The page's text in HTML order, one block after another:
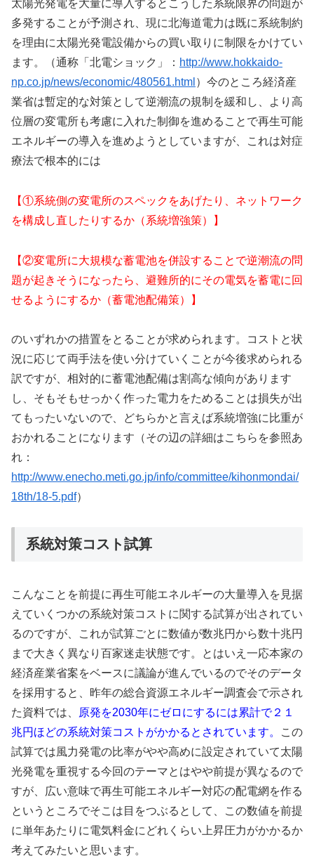
太陽光発電を大量に導入するとこうした系統限界の問題が
多発することが予測され、現に北海道電力は既に系統制約
を理由に太陽光発電設備からの買い取りに制限をかけてい
ます。（通称「北電ショック」： http://www.hokkaido-
np.co.jp/news/economic/480561.html ）今のところ経済産
業省は暫定的な対策として逆潮流の規制を緩和し、より高
位層の変電所も考慮に入れた制御を進めることで再生可能
エネルギーの導入を進めようとしていますが、これは対症
療法で根本的には
【①系統側の変電所のスペックをあげたり、ネットワーク
を構成し直したりするか（系統増強策）】
【②変電所に大規模な蓄電池を併設することで逆潮流の問
題が起きそうになったら、避難所的にその電気を蓄電に回
せるようにするか（蓄電池配備策）】
のいずれかの措置をとることが求められます。コストと状
況に応じて両手法を使い分けていくことが今後求められる
訳ですが、相対的に蓄電池配備は割高な傾向があります
し、そもそもせっかく作った電力をためることは損失が出
てもったいないので、どちらかと言えば系統増強に比重が
おかれることになります（その辺の詳細はこちらを参照あ
れ：
http://www.enecho.meti.go.jp/info/committee/kihonmondai/
18th/18-5.pdf）
系統対策コスト試算
こんなことを前提に再生可能エネルギーの大量導入を見据
えていくつかの系統対策コストに関する試算が出されてい
るのですが、これが試算ごとに数値が数兆円から数十兆円
まで大きく異なり百家迷走状態です。とはいえ一応本家の
経済産業省案をベースに議論が進んでいるのでそのデータ
を採用すると、昨年の総合資源エネルギー調査会で示され
た資料では、
原発を2030年にゼロにするには累計で２１
兆円ほどの系統対策コストがかかるとされています。
この
試算では風力発電の比率がやや高めに設定されていて太陽
光発電を重視する今回のテーマとはやや前提が異なるので
すが、広い意味で再生可能エネルギー対応の配電網を作る
というところでそこは目をつぶるとして、この数値を前提
に単年あたりに電気料金にどれくらい上昇圧力がかかるか
考えてみたいと思います。